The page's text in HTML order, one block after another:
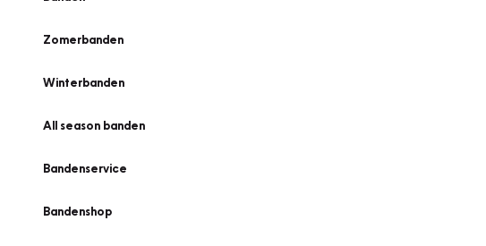
Zomerbanden
Winterbanden
All season banden
Bandenservice
Bandenshop